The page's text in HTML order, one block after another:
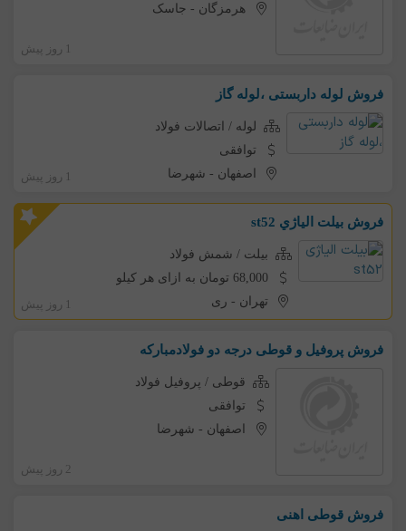
هرمزگان - جاسک
1 روز پیش
فروش لوله داربستی ،لوله گاز
لوله / اتصالات فولاد
توافقی
اصفهان - شهرضا 1 روز پیش
فروش بيلت الياژي st52
بیلت / شمش فولاد
68,000 تومان به ازای هر کیلو
تهران - ری 1 روز پیش
فروش پروفیل و قوطی درجه دو فولادمبارکه
قوطی / پروفیل فولاد
توافقی
اصفهان - شهرضا
2 روز پیش
فروش قوطی اهنی